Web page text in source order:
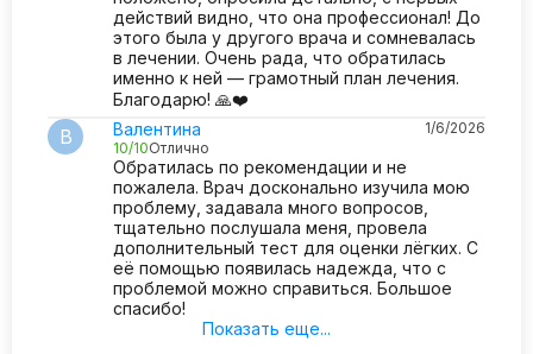
действий видно, что она профессионал! До
этого была у другого врача и сомневалась
в лечении. Очень рада, что обратилась
именно к ней — грамотный план лечения.
Благодарю! 🙏❤️
В Валентина
1/6/2026
10/10Отлично
Обратилась по рекомендации и не
пожалела. Врач досконально изучила мою
проблему, задавала много вопросов,
тщательно послушала меня, провела
дополнительный тест для оценки лёгких. С
её помощью появилась надежда, что с
проблемой можно справиться. Большое
спасибо!
Показать еще...